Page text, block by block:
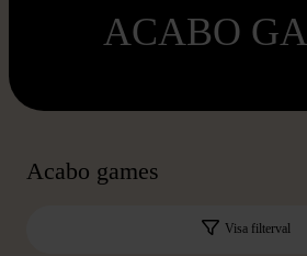
ACABO
Acabo games
Visa filterval